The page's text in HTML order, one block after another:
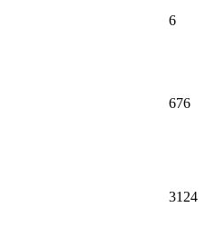
6
676
3124